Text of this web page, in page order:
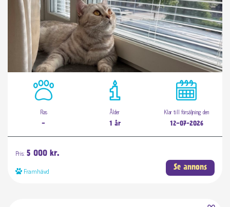
Ras
-
Ålder
1 år
Klar till försäljning den
12-07-2026
Framhävd
Pris: 5 000 kr.
Se annons